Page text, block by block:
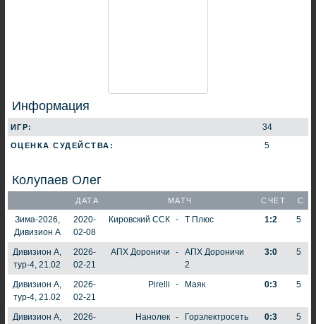
Информация
ИГР: 34
ОЦЕНКА СУДЕЙСТВА: 5
Колупаев Олег
ДАТА МАТЧ СЧЕТ С
Зима-2026,
Дивизион А
2020-
02-08
Кировский ССК - Т Плюс 1:2 5
Дивизион А,
тур-4, 21.02
2026-
02-21
АПХ Дороничи -
АПХ Дороничи
2
3:0 5
Дивизион А,
тур-4, 21.02
2026-
02-21
Pirelli - Маяк 0:3 5
Дивизион А,
2026-
Нанолек - Горэлектросеть 0:3 5